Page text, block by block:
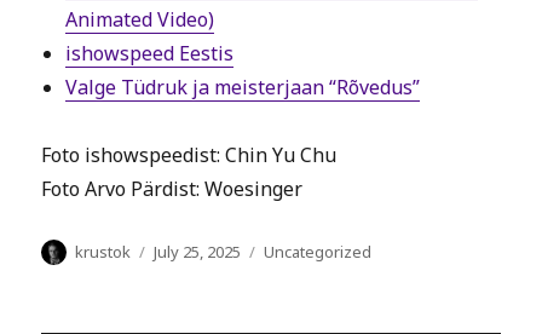
Animated Video)
ishowspeed Eestis
Valge Tüdruk ja meisterjaan “Rõvedus”
Foto ishowspeedist: Chin Yu Chu
Foto Arvo Pärdist: Woesinger
Author
krustok
Posted
July 25, 2025 Categories
Uncategorized